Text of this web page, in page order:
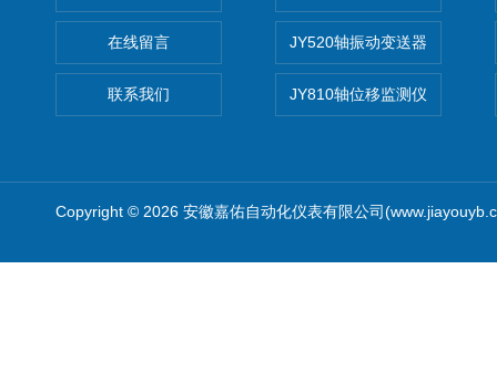
在线留言
联系我们
JY520轴振动变送器
JY810轴位移监测仪
Copyright © 2026 安徽嘉佑自动化仪表有限公司